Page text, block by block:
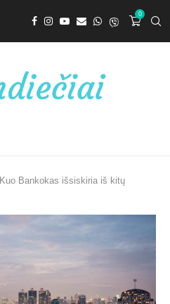
0
Kuo Bankokas išsiskiria iš kitų